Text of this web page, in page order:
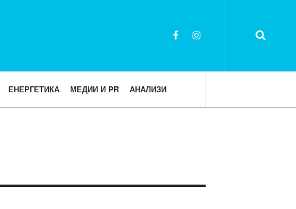
ЕНЕРГЕТИКА МЕДИИ И PR АНАЛИЗИ